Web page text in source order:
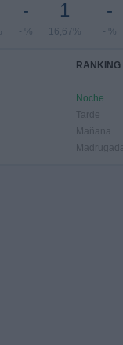
-
- %
1
16,67%
-
- %
Noche
Tarde
Mañana
Madrugada